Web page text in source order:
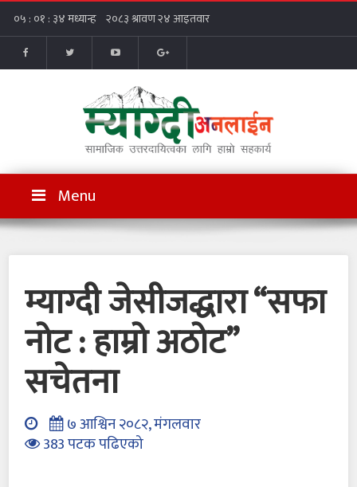
Menu
म्याग्दी जेसीजद्धारा “सफा
नोट : हाम्रो अठोट”
सचेतना
७ आश्विन २०८२, मंगलवार
383 पटक पढिएको